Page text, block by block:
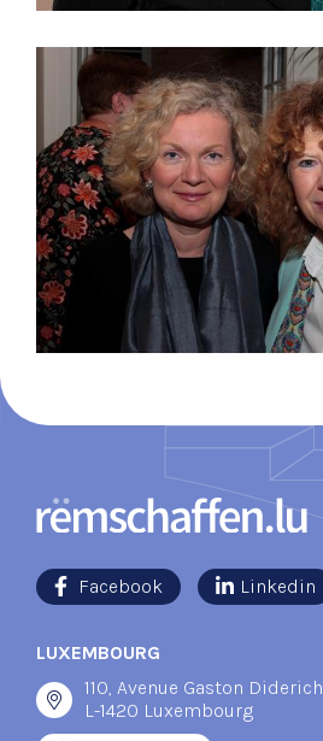
Facebook Linkedin
LUXEMBOURG
110, Avenue Gaston Diderich
L-1420 Luxembourg